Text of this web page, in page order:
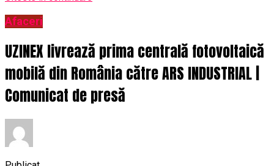
Afaceri
UZINEX livrează prima centrală fotovoltaică
mobilă din România către ARS INDUSTRIAL |
Comunicat de presă